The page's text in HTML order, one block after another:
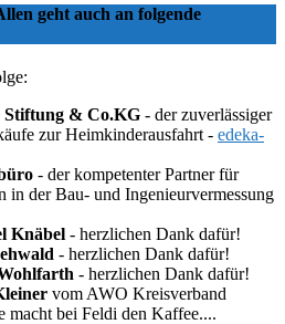
geht auch an folgende
Stiftung & Co.KG - der zuverlässiger
zur Heimkinderausfahrt - edeka-
- der kompetenter Partner für
in der Bau- und Ingenieurvermessung
Knäbel - herzlichen Dank dafür!
- herzlichen Dank dafür!
- herzlichen Dank dafür!
vom AWO Kreisverband
macht bei Feldi den Kaffee....